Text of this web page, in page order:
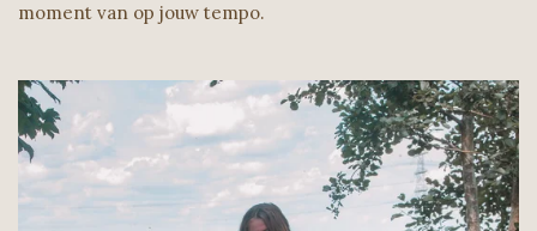
moment van op jouw tempo.